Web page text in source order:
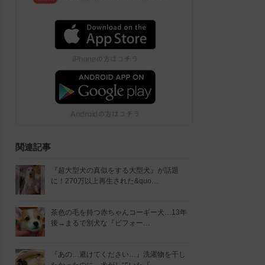
関連記事
『超大型犬の真似をする大型犬』が話題
に！270万以上再生された&quo…
茶色の毛を持つ赤ちゃんコーギー犬…13年
後→まるで別犬な『ビフォー…
『あの…避けてください…』洗濯物を干し